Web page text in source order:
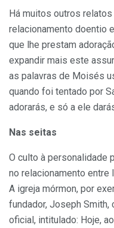
Há muitos outros
relacionamento doentio
que lhe prestam
expandir mais este
as palavras de Moisés
quando foi tentado por
adorarás, e só a ele
Nas seitas
O culto à personalidade
no relacionamento
A igreja mórmon, por
fundador, Joseph Smith,
oficial, intitulado: Hoje,